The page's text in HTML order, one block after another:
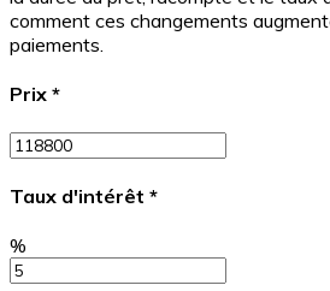
comment ces changements
paiements.
Prix *
Taux d'intérêt *
%